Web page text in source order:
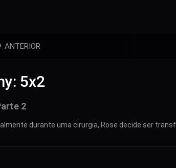
ANTERIOR
5x2
2
durante uma cirurgia, Rose decide ser